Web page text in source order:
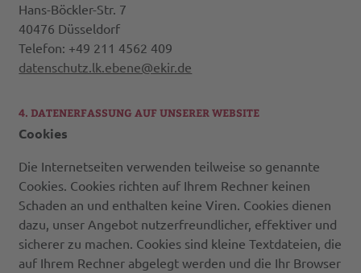
Hans-Böckler-Str. 7
40476 Düsseldorf
Telefon: +49 211 4562 409
datenschutz.lk.ebene@ekir.de
4. DATENERFASSUNG AUF UNSERER WEBSITE
Cookies
Die Internetseiten verwenden teilweise so genannte
Cookies. Cookies richten auf Ihrem Rechner keinen
Schaden an und enthalten keine Viren. Cookies dienen
dazu, unser Angebot nutzerfreundlicher, effektiver und
sicherer zu machen. Cookies sind kleine Textdateien, die
auf Ihrem Rechner abgelegt werden und die Ihr Browser